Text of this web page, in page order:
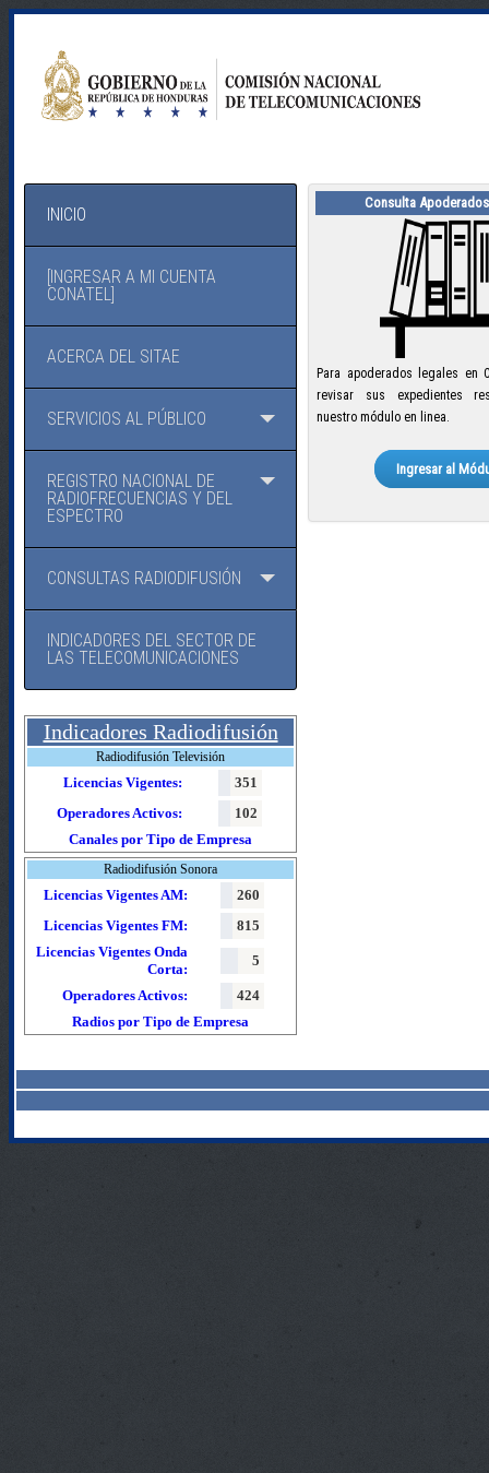
INICIO
[INGRESAR A MI CUENTA
CONATEL]
ACERCA DEL SITAE
SERVICIOS AL PÚBLICO
REGISTRO NACIONAL DE
RADIOFRECUENCIAS Y DEL
ESPECTRO
CONSULTAS RADIODIFUSIÓN
INDICADORES DEL SECTOR DE
LAS TELECOMUNICACIONES
Indicadores Radiodifusión
Radiodifusión Televisión
Licencias Vigentes:
351
Operadores Activos:
102
Canales por Tipo de Empresa
Radiodifusión Sonora
Licencias Vigentes AM:
260
Licencias Vigentes FM:
815
Licencias Vigentes Onda
Corta:
5
Operadores Activos:
424
Radios por Tipo de Empresa
Consulta
Para apoderados legales en
revisar sus expedientes
nuestro módulo en linea.
Ingresar al